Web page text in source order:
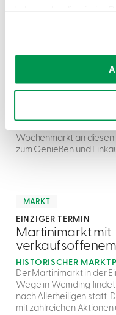
Wemdinger
HISTORISCHER
Samstags verwandelt
Wochenmarkt an
zum Genießen und
MARKT
EINZIGER TERMIN
2
Martinimarkt mit
HISTORISCHER
Der Martinimarkt in der
Wege in Wemding
nach Allerheiligen statt.
mit zahlreichen